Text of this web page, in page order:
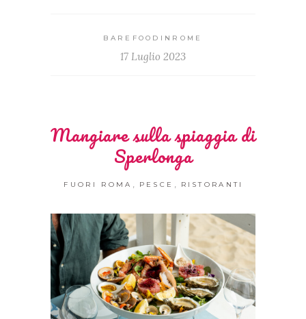
BAREFOODINROME
17 Luglio 2023
Mangiare sulla spiaggia di
Sperlonga
FUORI ROMA , PESCE , RISTORANTI